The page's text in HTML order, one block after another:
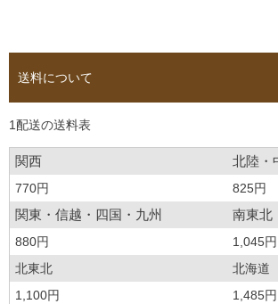
送料について
1配送の送料表
関西 北陸・
770円 825円
関東・信越・四国・九州 南東北
880円
1,045円
北東北
北海道
1,100円
1,485円